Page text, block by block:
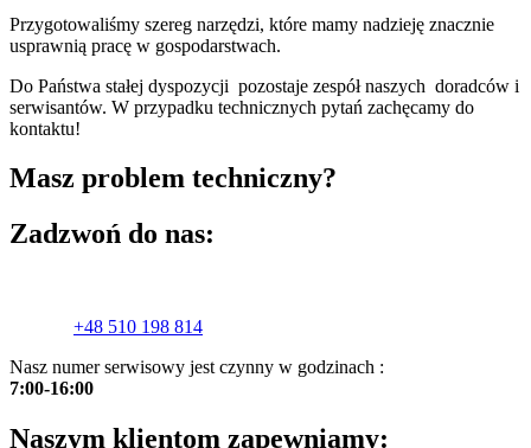
Przygotowaliśmy szereg narzędzi, które mamy nadzieję znacznie
usprawnią pracę w gospodarstwach.
Do Państwa stałej dyspozycji pozostaje zespół naszych doradców i
serwisantów. W przypadku technicznych pytań zachęcamy do
kontaktu!
Masz problem techniczny?
Zadzwoń do nas:
+48 510 198 814
Nasz numer serwisowy jest czynny w godzinach :
7:00-16:00
Naszym klientom zapewniamy: